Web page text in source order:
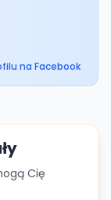
na Facebook
Cię